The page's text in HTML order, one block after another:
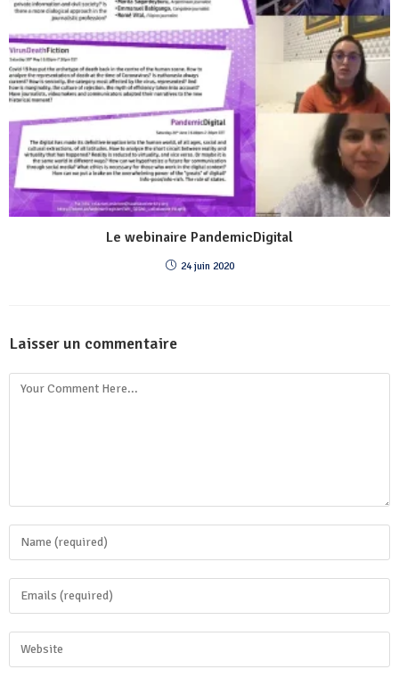
Le webinaire PandemicDigital
24 juin 2020
Laisser un commentaire